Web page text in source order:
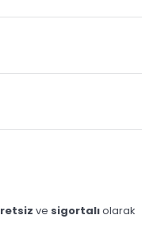
ve sigortalıolarak